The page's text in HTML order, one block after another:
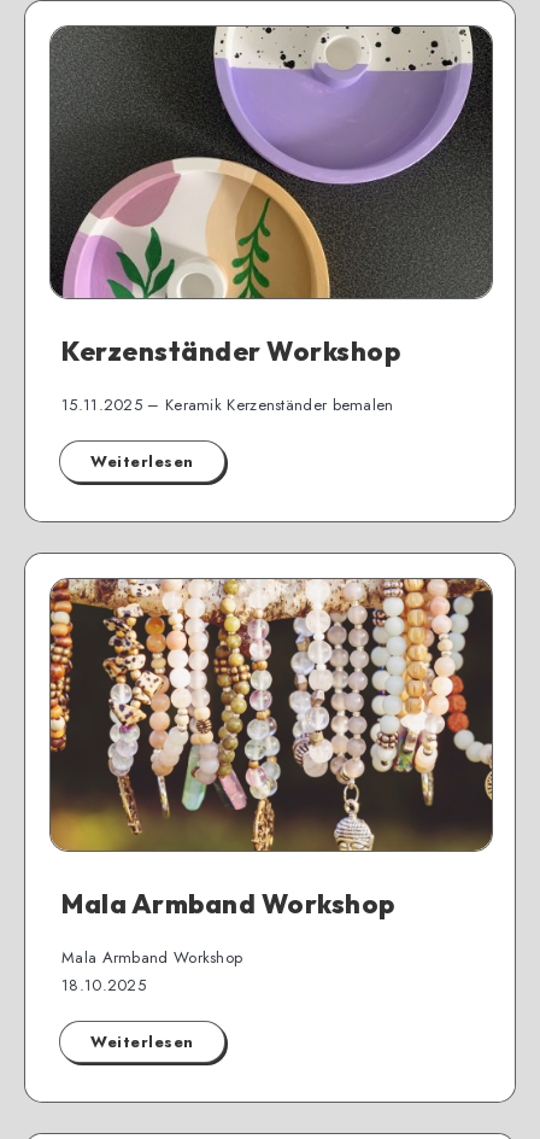
Kerzenständer Workshop
15.11.2025 – Keramik Kerzenständer bemalen
Weiterlesen
Mala Armband Workshop
Mala Armband Workshop
18.10.2025
Weiterlesen